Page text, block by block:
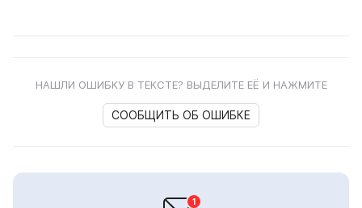
НАШЛИ ОШИБКУ В ТЕКСТЕ? ВЫДЕЛИТЕ ЕЁ И НАЖМИТЕ
СООБЩИТЬ ОБ ОШИБКЕ